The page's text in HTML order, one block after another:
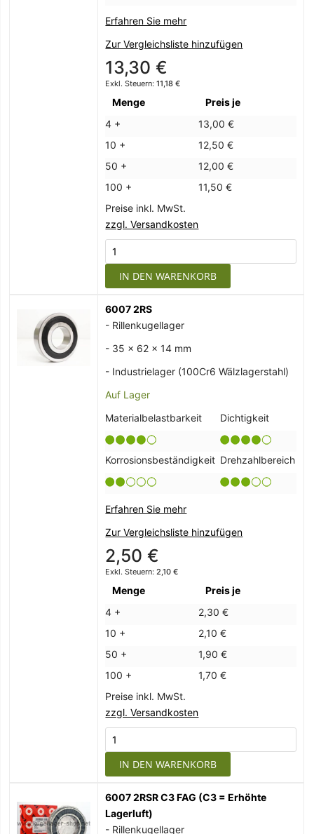
Erfahren Sie mehr
Zur Vergleichsliste hinzufügen
13,30 €
11,18 €
Menge
Preis je
4 +
13,00 €
10 +
12,50 €
50 +
12,00 €
100 +
11,50 €
Preise inkl. MwSt.
zzgl. Versandkosten
IN DEN WARENKORB
6007 2RS
- Rillenkugellager
- 35 x 62 x 14 mm
- Industrielager (100Cr6 Wälzlagerstahl)
Auf Lager
Materialbelastbarkeit
Dichtigkeit
Korrosionsbeständigkeit Drehzahlbereich
Erfahren Sie mehr
Zur Vergleichsliste hinzufügen
2,50 €
2,10 €
Menge
Preis je
4 +
2,30 €
10 +
2,10 €
50 +
1,90 €
100 +
1,70 €
Preise inkl. MwSt.
zzgl. Versandkosten
IN DEN WARENKORB
6007 2RSR C3 FAG (C3 = Erhöhte
Lagerluft)
- Rillenkugellager